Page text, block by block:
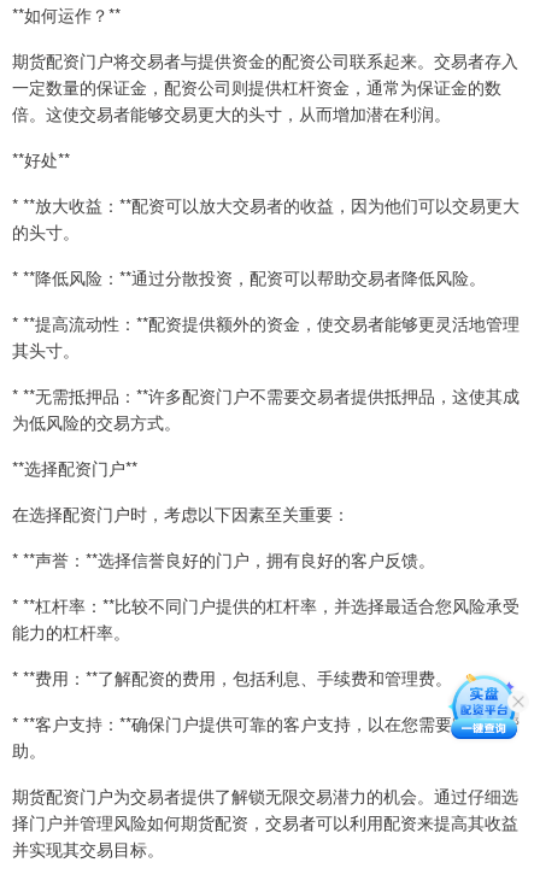
**如何运作？**
期货配资门户将交易者与提供资金的配资公司联系起来。交易者存入
一定数量的保证金，配资公司则提供杠杆资金，通常为保证金的数
倍。这使交易者能够交易更大的头寸，从而增加潜在利润。
**好处**
* **放大收益：**配资可以放大交易者的收益，因为他们可以交易更大
的头寸。
* **降低风险：**通过分散投资，配资可以帮助交易者降低风险。
* **提高流动性：**配资提供额外的资金，使交易者能够更灵活地管理
其头寸。
* **无需抵押品：**许多配资门户不需要交易者提供抵押品，这使其成
为低风险的交易方式。
**选择配资门户**
在选择配资门户时，考虑以下因素至关重要：
* **声誉：**选择信誉良好的门户，拥有良好的客户反馈。
* **杠杆率：**比较不同门户提供的杠杆率，并选择最适合您风险承受
能力的杠杆率。
* **费用：**了解配资的费用，包括利息、手续费和管理费。
* **客户支持：**确保门户提供可靠的客户支持，以在您需要时提供帮
助。
期货配资门户为交易者提供了解锁无限交易潜力的机会。通过仔细选
择门户并管理风险如何期货配资，交易者可以利用配资来提高其收益
并实现其交易目标。